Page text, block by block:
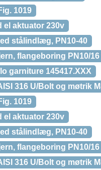
1019
el aktuator 230v
stålindlæg, PN10-40
flangeboring PN10/16
garniture 145417.XXX
316 U/Bolt og møtrik
1019
el aktuator 230v
stålindlæg, PN10-40
flangeboring PN10/16
316 U/Bolt og møtrik